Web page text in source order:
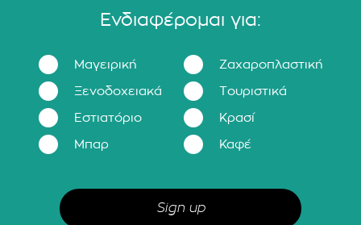
Ενδιαφέρομαι για:
Μαγειρική Ζαχαροπλαστική
Ξενοδοχειακά Τουριστικά
Εστιατόριο Κρασί
Μπαρ Καφέ